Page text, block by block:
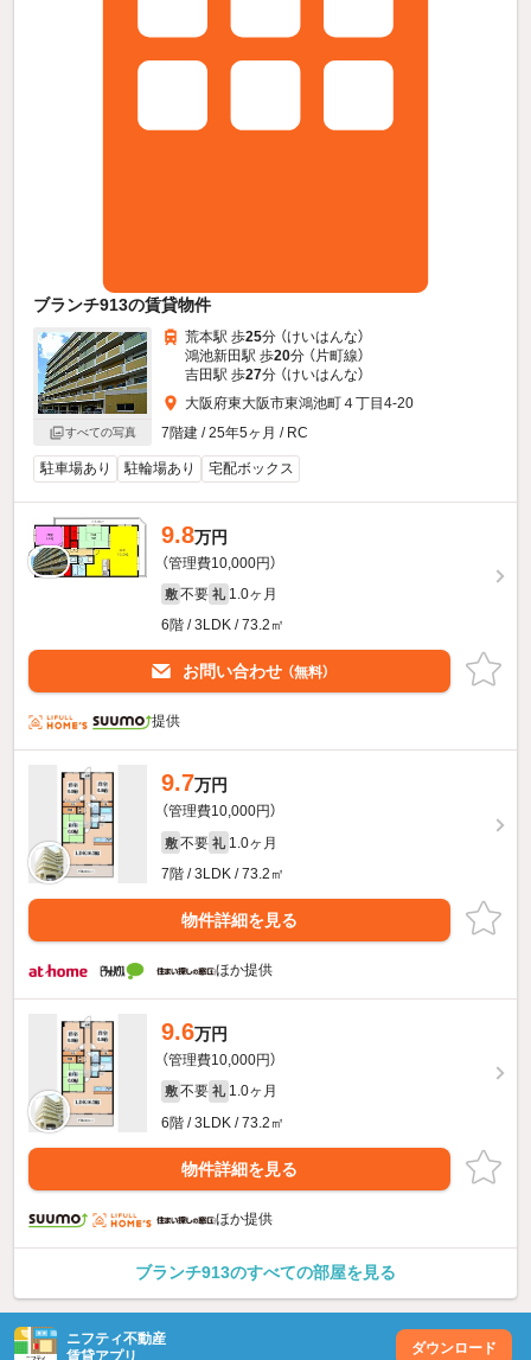
ブランチ913の賃貸物件
すべての写真
荒本駅 歩25分 （けいはんな）
鴻池新田駅 歩20分 （片町線）
吉田駅 歩27分 （けいはんな）
大阪府東大阪市東鴻池町４丁目4-20
7階建 / 25年5ヶ月 / RC
駐車場あり 駐輪場あり 宅配ボックス
9.8万円
（管理費10,000円）
敷 不要 礼 1.0ヶ月
6階 / 3LDK / 73.2㎡
お問い合わせ （無料）
提供
9.7万円
（管理費10,000円）
敷 不要 礼 1.0ヶ月
7階 / 3LDK / 73.2㎡
物件詳細を見る
ほか提供
9.6万円
（管理費10,000円）
敷 不要 礼 1.0ヶ月
6階 / 3LDK / 73.2㎡
物件詳細を見る
ほか提供
ブランチ913のすべての部屋を見る
ニフティ不動産
賃貸アプリ
ダウンロード